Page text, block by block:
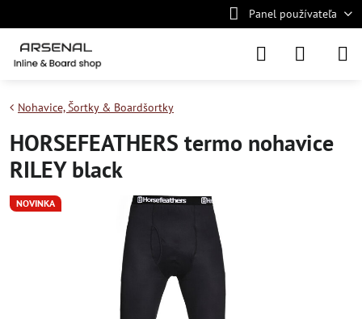
Panel používateľa
NOVINKA
Nohavice, Šortky & Boardšortky
HORSEFEATHERS termo nohavice
RILEY black